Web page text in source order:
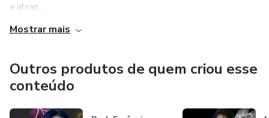
a alcan...
Mostrar mais
Outros produtos de quem criou esse
conteúdo